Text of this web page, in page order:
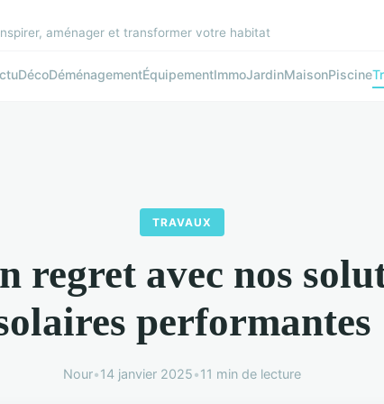
aménager et transformer votre habitat
DécoDéménagementÉquipementImmoJardinMaisonPiscine
TRAVAUX
regret avec nos
performantes
Nour•14 janvier 2025•11 min de lecture